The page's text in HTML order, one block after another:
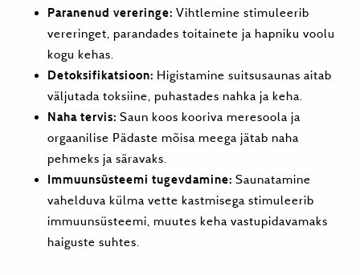
Paranenud vereringe: Vihtlemine stimuleerib
vereringet, parandades toitainete ja hapniku voolu
kogu kehas.
Detoksifikatsioon: Higistamine suitsusaunas aitab
väljutada toksiine, puhastades nahka ja keha.
Naha tervis: Saun koos kooriva meresoola ja
orgaanilise Pädaste mõisa meega jätab naha
pehmeks ja säravaks.
Immuunsüsteemi tugevdamine: Saunatamine
vahelduva külma vette kastmisega stimuleerib
immuunsüsteemi, muutes keha vastupidavamaks
haiguste suhtes.